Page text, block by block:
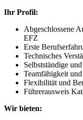
Ihr Profil:
Abgeschlossene
EFZ
Erste
Technisches
Selbstständige
Teamfähigkeit
Flexibilität und
Führerausweis
Wir bieten: